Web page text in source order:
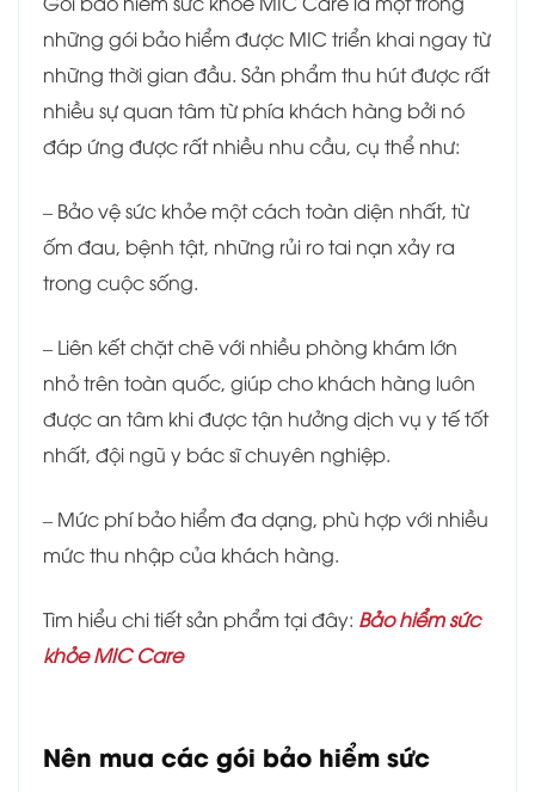
những gói bảo hiểm được MIC triển khai ngay từ
những thời gian đầu. Sản phẩm thu hút được rất
nhiều sự quan tâm từ phía khách hàng bởi nó
đáp ứng được rất nhiều nhu cầu, cụ thể như:
– Bảo vệ sức khỏe một cách toàn diện nhất, từ
ốm đau, bệnh tật, những rủi ro tai nạn xảy ra
trong cuộc sống.
– Liên kết chặt chẽ với nhiều phòng khám lớn
nhỏ trên toàn quốc, giúp cho khách hàng luôn
được an tâm khi được tận hưởng dịch vụ y tế tốt
nhất, đội ngũ y bác sĩ chuyên nghiệp.
– Mức phí bảo hiểm đa dạng, phù hợp với nhiều
mức thu nhập của khách hàng.
Tìm hiểu chi tiết sản phẩm tại đây: Bảo hiểm sức
khỏe MIC Care
Nên mua các gói bảo hiểm sức